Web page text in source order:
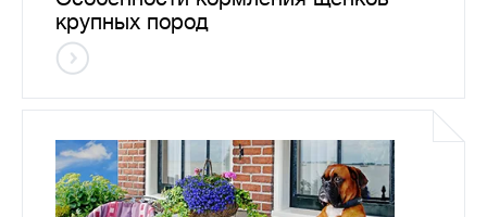
крупных пород